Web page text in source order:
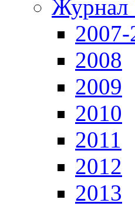
Журнал
2008
2009
2010
2011
2012
2013